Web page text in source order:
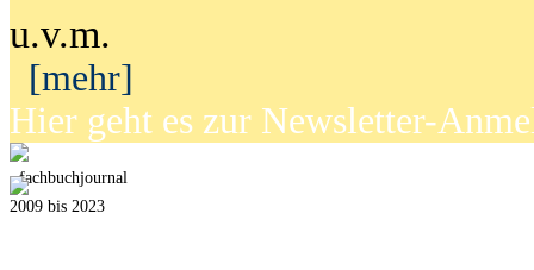
u.v.m.
[mehr]
Hier geht es zur Newsletter-
fachbuchjournal
2009 bis 2023